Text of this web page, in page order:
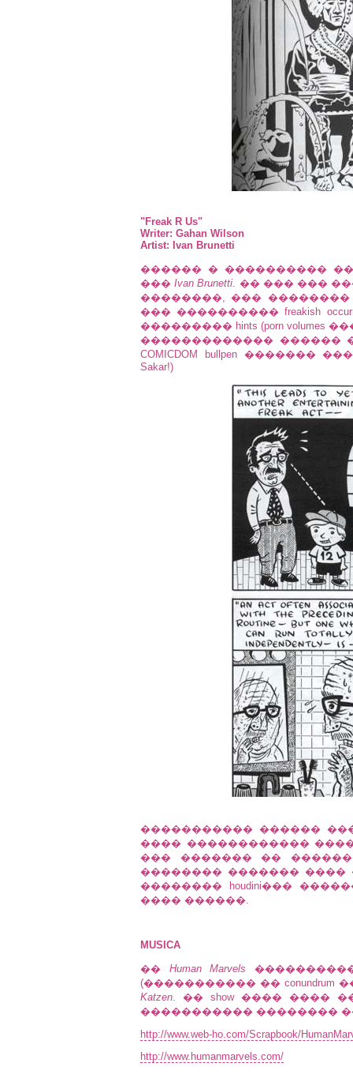
"Freak R Us"
Writer: Gahan Wilson
Artist: Ivan Brunetti
������ � ����������
���Ivan Brunetti. �� ��� ���
��������, ���
��� ���������� freakish
��������� hints (porn volumes
������������� ������
COMICDOM bullpen
Sakar!)
����������� ������
���� ������������
��� ������� ��
�������� ������� ����
�������� houdini���
���� ������.
MUSICA
�� Human Marvels
(����������� �� conundrum
Katzen. �� show ���� ����
����������� ��������
http://www.web-ho.com/Scrapbook/
http://www.humanmarvels.com/